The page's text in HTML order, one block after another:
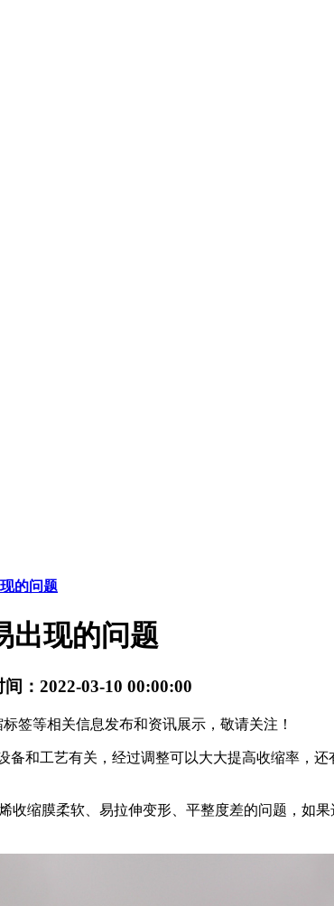
的问题
出现的问题
：2022-03-10 00:00:00
签等相关信息发布和资讯展示，敬请关注！
和工艺有关，经过调整可以大大提高收缩率，
收缩膜柔软、易拉伸变形、平整度差的问题，如